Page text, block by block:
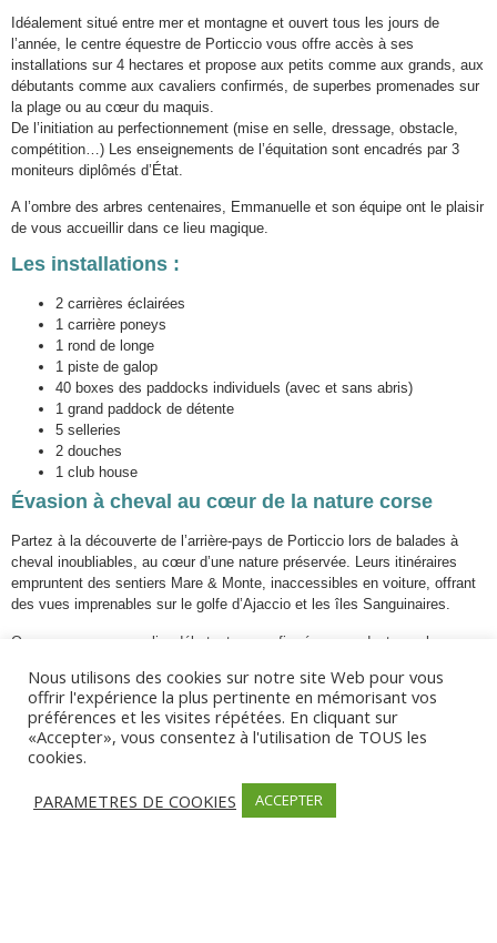
Idéalement situé entre mer et montagne et ouvert tous les jours de
l’année, le centre équestre de Porticcio vous offre accès à ses
installations sur 4 hectares et propose aux petits comme aux grands, aux
débutants comme aux cavaliers confirmés, de superbes promenades sur
la plage ou au cœur du maquis.
De l’initiation au perfectionnement (mise en selle, dressage, obstacle,
compétition…) Les enseignements de l’équitation sont encadrés par 3
moniteurs diplômés d’État.
A l’ombre des arbres centenaires, Emmanuelle et son équipe ont le plaisir
de vous accueillir dans ce lieu magique.
Les installations :
2 carrières éclairées
1 carrière poneys
1 rond de longe
1 piste de galop
40 boxes des paddocks individuels (avec et sans abris)
1 grand paddock de détente
5 selleries
2 douches
1 club house
Évasion à cheval au cœur de la nature corse
Partez à la découverte de l’arrière-pays de Porticcio lors de balades à
cheval inoubliables, au cœur d’une nature préservée. Leurs itinéraires
empruntent des sentiers Mare & Monte, inaccessibles en voiture, offrant
des vues imprenables sur le golfe d’Ajaccio et les îles Sanguinaires.
Que vous soyez cavalier débutant ou confirmé, nous adaptons chaque
Des sorties de 1h à 4h sont proposées toute l’année, uniquement sur
réservation. Les groupes sont constitués par niveau, sauf demande
spécifique.
Nous utilisons des cookies sur notre site Web pour vous
offrir l'expérience la plus pertinente en mémorisant vos
préférences et les visites répétées. En cliquant sur
«Accepter», vous consentez à l'utilisation de TOUS les
cookies.
PARAMETRES DE COOKIES
ACCEPTER